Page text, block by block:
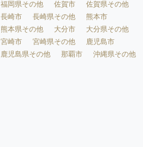
福岡県その他
佐賀市
佐賀県その他
長崎市
長崎県その他
熊本市
熊本県その他
大分市
大分県その他
宮崎市
宮崎県その他
鹿児島市
鹿児島県その他
那覇市 沖縄県その他